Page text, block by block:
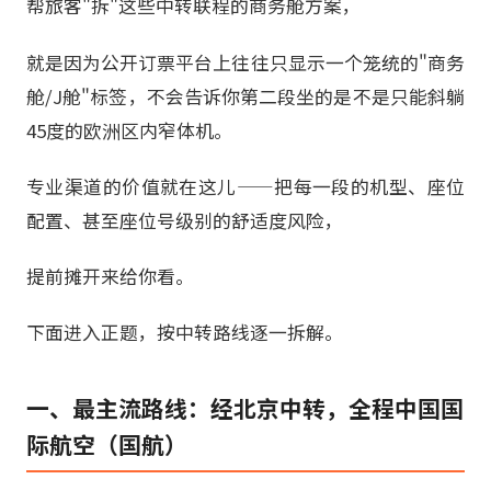
帮旅客"拆"这些中转联程的商务舱方案，
就是因为公开订票平台上往往只显示一个笼统的"商务
舱/J舱"标签，不会告诉你第二段坐的是不是只能斜躺
45度的欧洲区内窄体机。
专业渠道的价值就在这儿——把每一段的机型、座位
配置、甚至座位号级别的舒适度风险，
提前摊开来给你看。
下面进入正题，按中转路线逐一拆解。
一、最主流路线：经北京中转，全程中国国
际航空（国航）